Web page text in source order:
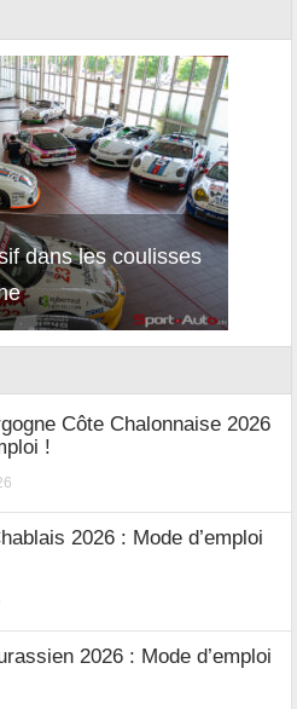
dans les coulisses
Côte Chalonnaise 2026
!
2026 : Mode d’emploi
2026 : Mode d’emploi